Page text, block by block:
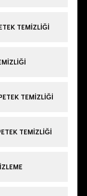
TEMIZLIĞI
TEMIZLIĞI
TEMIZLIĞI